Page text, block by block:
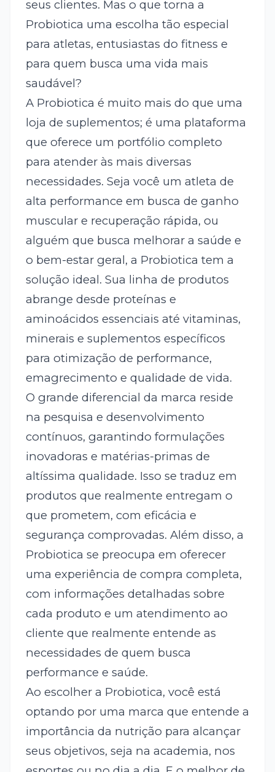
seus clientes. Mas o que torna a
Probiotica uma escolha tão especial
para atletas, entusiastas do fitness e
para quem busca uma vida mais
saudável?
A Probiotica é muito mais do que uma
loja de suplementos; é uma plataforma
que oferece um portfólio completo
para atender às mais diversas
necessidades. Seja você um atleta de
alta performance em busca de ganho
muscular e recuperação rápida, ou
alguém que busca melhorar a saúde e
o bem-estar geral, a Probiotica tem a
solução ideal. Sua linha de produtos
abrange desde proteínas e
aminoácidos essenciais até vitaminas,
minerais e suplementos específicos
para otimização de performance,
emagrecimento e qualidade de vida.
O grande diferencial da marca reside
na pesquisa e desenvolvimento
contínuos, garantindo formulações
inovadoras e matérias-primas de
altíssima qualidade. Isso se traduz em
produtos que realmente entregam o
que prometem, com eficácia e
segurança comprovadas. Além disso, a
Probiotica se preocupa em oferecer
uma experiência de compra completa,
com informações detalhadas sobre
cada produto e um atendimento ao
cliente que realmente entende as
necessidades de quem busca
performance e saúde.
Ao escolher a Probiotica, você está
optando por uma marca que entende a
importância da nutrição para alcançar
seus objetivos, seja na academia, nos